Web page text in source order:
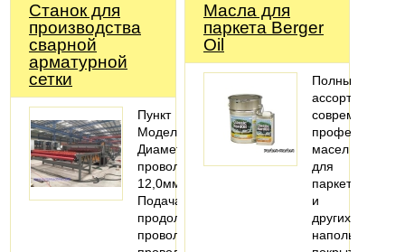
Станок для
производства
сварной
арматурной
сетки
Пункт
МодельЛМ-12
Диаметр
проволоки5,0-
12,0мм
Подача
продольной
проволокиПрерывные
Масла для
паркета Berger
Oil
Полный
ассортимент
современных
масел
для
паркета
и
других
напольных